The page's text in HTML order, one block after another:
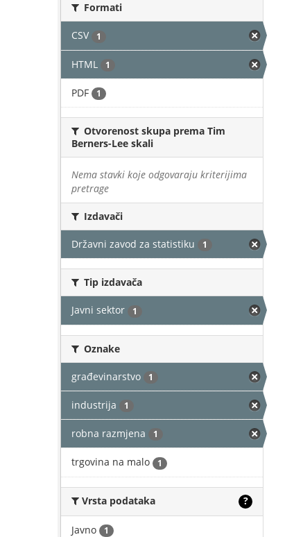
Formati
CSV 1
HTML 1
PDF 1
Otvorenost skupa prema Tim
Berners-Lee skali
Nema stavki koje odgovaraju kriterijima
pretrage
Izdavači
Državni zavod za statistiku 1
Tip izdavača
Javni sektor 1
Oznake
građevinarstvo 1
industrija 1
robna razmjena 1
trgovina na malo 1
Vrsta podataka ?
Javno 1